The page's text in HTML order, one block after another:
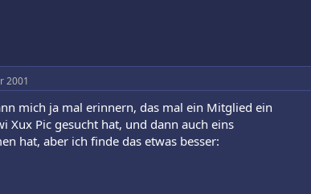
2001
mich ja mal erinnern, das mal ein Mitglied ein
Xux Pic gesucht hat, und dann auch eins
hat, aber ich finde das etwas besser: